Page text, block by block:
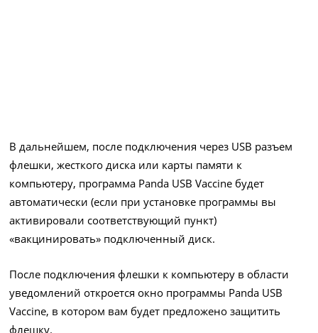
В дальнейшем, после подключения через USB разъем
флешки, жесткого диска или карты памяти к
компьютеру, программа Panda USB Vaccine будет
автоматически (если при установке программы вы
активировали соответствующий пункт)
«вакцинировать» подключенный диск.
После подключения флешки к компьютеру в области
уведомлений откроется окно программы Panda USB
Vaccine, в котором вам будет предложено защитить
флешку.